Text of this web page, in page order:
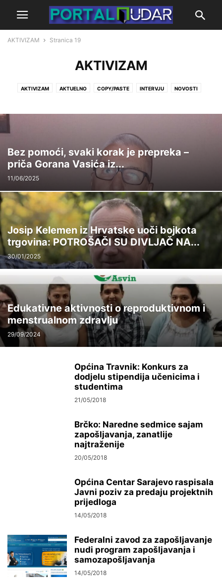
AKTIVIZAM Stranica 19
AKTIVIZAM
AKTIVIZAM AKTUELNO COPY/PASTE INTERVJU NOVOSTI
Bez pomoći, svaki korak je prepreka –
priča Gorana Vasića iz...
11/06/2025
Josip Kelemen iz Hrvatske uoči bojkota
trgovina: POTROŠAČI SU DIVLJAČ NA...
30/01/2025
Edukativne aktivnosti o reproduktivnom i
menstrualnom zdravlju
29/09/2024
Općina Travnik: Konkurs za
dodjelu stipendija učenicima i
studentima
21/05/2018
Brčko: Naredne sedmice sajam
zapošljavanja, zanatlije
najtraženije
20/05/2018
Općina Centar Sarajevo raspisala
Javni poziv za predaju projektnih
prijedloga
14/05/2018
Federalni zavod za zapošljavanje
nudi program zapošljavanja i
samozapošljavanja
14/05/2018